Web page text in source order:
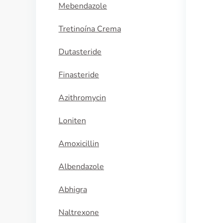
Mebendazole
Tretinoína Crema
Dutasteride
Finasteride
Azithromycin
Loniten
Amoxicillin
Albendazole
Abhigra
Naltrexone